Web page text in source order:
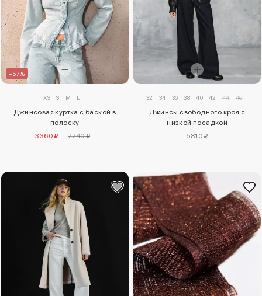
–57%
XS S M L
Джинсовая куртка с баской в
полоску
3360 ₽
7740 ₽
32 34 36 38 40 42 44 46
Джинсы свободного кроя с
низкой посадкой
5810 ₽